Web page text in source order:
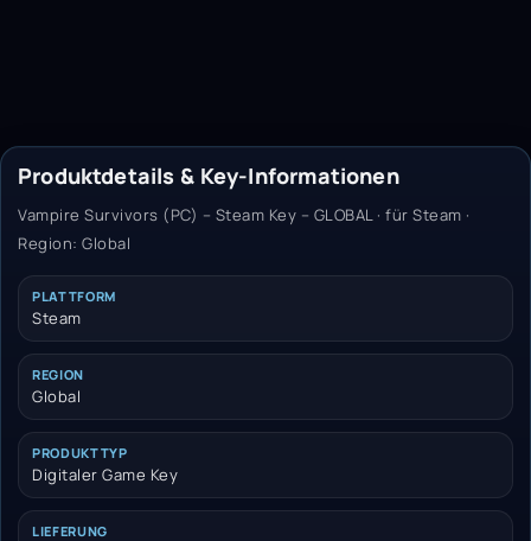
Produktdetails & Key-Informationen
Vampire Survivors (PC) – Steam Key – GLOBAL · für Steam ·
Region: Global
PLATTFORM
Steam
REGION
Global
PRODUKTTYP
Digitaler Game Key
LIEFERUNG